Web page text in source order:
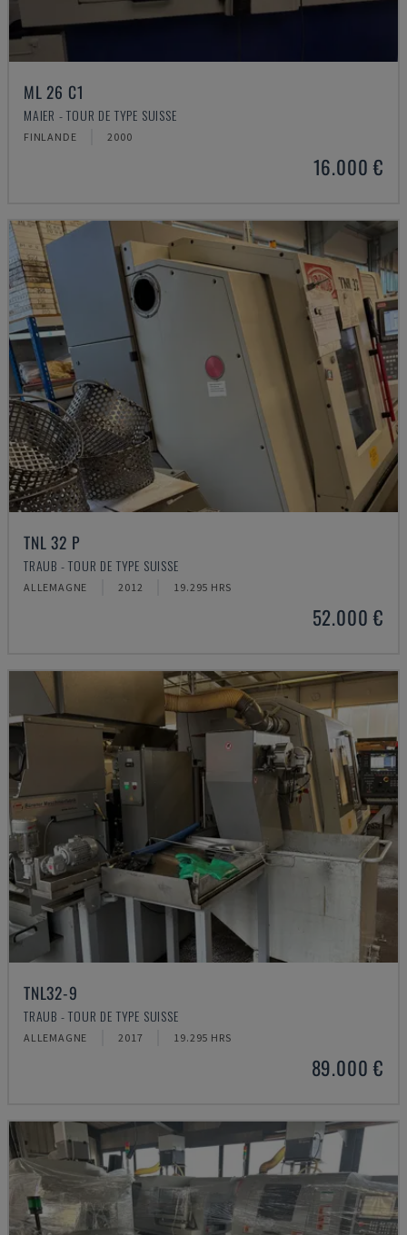
ML 26 C1
MAIER - TOUR DE TYPE SUISSE
FINLANDE 2000
16.000 €
TNL 32 P
TRAUB - TOUR DE TYPE SUISSE
ALLEMAGNE 2012 19.295 HRS
52.000 €
TNL32-9
TRAUB - TOUR DE TYPE SUISSE
ALLEMAGNE 2017 19.295 HRS
89.000 €